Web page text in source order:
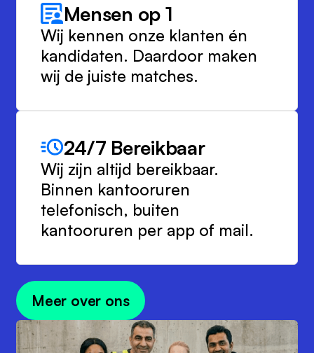
Mensen op 1
Wij kennen onze klanten én
kandidaten. Daardoor maken
wij de juiste matches.
24/7 Bereikbaar
Wij zijn altijd bereikbaar.
Binnen kantooruren
telefonisch, buiten
kantooruren per app of mail.
Meer over ons